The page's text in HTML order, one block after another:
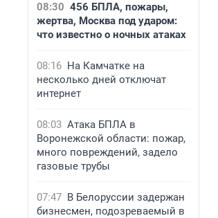
08:30 456 БПЛА, пожары,
жертва, Москва под ударом:
что известно о ночных атаках
08:16 На Камчатке на
несколько дней отключат
интернет
08:03 Атака БПЛА в
Воронежской области: пожар,
много повреждений, задело
газовые трубы
07:47 В Белоруссии задержан
бизнесмен, подозреваемый в